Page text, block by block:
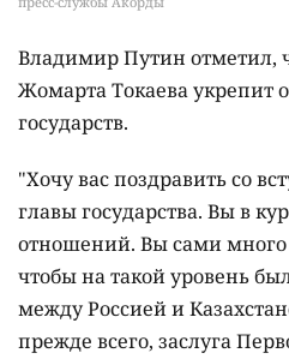
Владимир Путин отметил,
Жомарта Токаева укрепит
государств.
"Хочу вас поздравить со
главы государства. Вы в
отношений. Вы сами много
чтобы на такой уровень
между Россией и
прежде всего, заслуга